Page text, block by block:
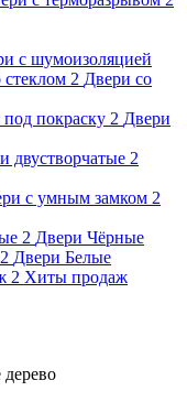
с шумоизоляцией
Двери со
Двери
Двери Чёрные
Двери Белые
Хиты продаж